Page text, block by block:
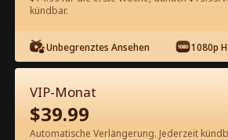
60 Jetzt
Kostenlos in der App
kündbar.
Unbegrenztes Ansehen 1080p
VIP-Monat
$39.99
Automatische Verlängerung. Jederzeit